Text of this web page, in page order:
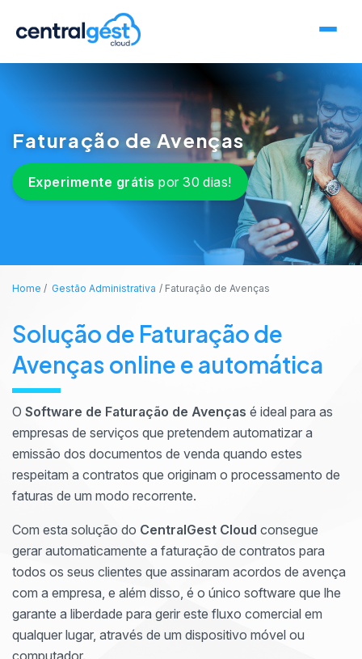
Faturação de Avenças
Experimente grátis por 30 dias!
Home Gestão Administrativa Faturação de Avenças
Solução de Faturação de
Avenças online e automática
O Software de Faturação de Avenças é ideal para as
empresas de serviços que pretendem automatizar a
emissão dos documentos de venda quando estes
respeitam a contratos que originam o processamento de
faturas de um modo recorrente.
Com esta solução do CentralGest Cloud consegue
gerar automaticamente a faturação de contratos para
todos os seus clientes que assinaram acordos de avença
com a empresa, e além disso, é o único software que lhe
garante a liberdade para gerir este fluxo comercial em
qualquer lugar, através de um dispositivo móvel ou
computador.